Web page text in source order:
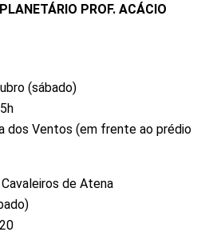
PROF. ACÁCIO
(sábado)
dos Ventos (em frente ao prédio
de Atena